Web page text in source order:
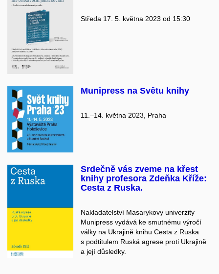
Středa 17. 5. května 2023 od 15:30
Munipress na Světu knihy
11.–14. května 2023, Praha
Srdečně vás zveme na křest
knihy profesora Zdeňka Kříže:
Cesta z Ruska.
Nakladatelství Masarykovy univerzity
Munipress vydává ke smutnému výročí
války na Ukrajině knihu Cesta z Ruska
s podtitulem Ruská agrese proti Ukrajině
a její důsledky.